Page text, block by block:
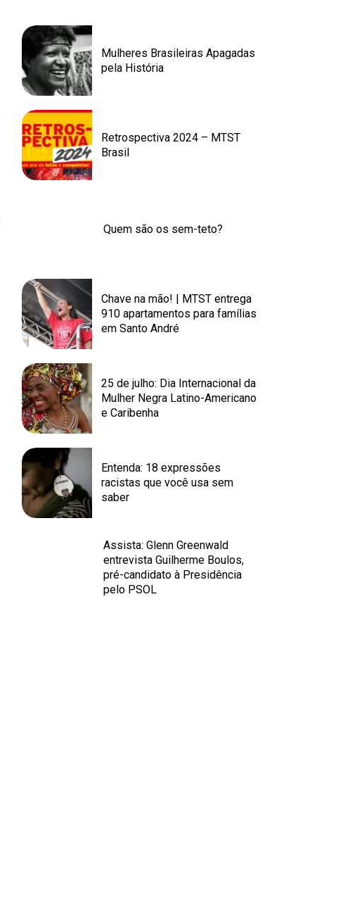
Mulheres Brasileiras Apagadas
pela História
Retrospectiva 2024 – MTST
Brasil
Quem são os sem-teto?
Chave na mão! | MTST entrega
910 apartamentos para famílias
em Santo André
25 de julho: Dia Internacional da
Mulher Negra Latino-Americano
e Caribenha
Entenda: 18 expressões
racistas que você usa sem
saber
Assista: Glenn Greenwald
entrevista Guilherme Boulos,
pré-candidato à Presidência
pelo PSOL